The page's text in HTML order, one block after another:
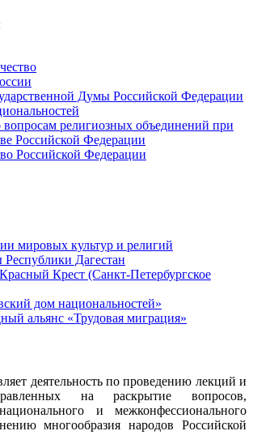
Думы Российской Федерации
религиозных объединений при
Российской Федерации
Российской Федерации
мировых культур и религий
Дагестан
Крест (Санкт-Петербургское
дом национальностей»
альянс «Трудовая миграция»
деятельность по проведению лекций и
на раскрытие вопросов,
и межконфессионального
многообразия народов Российской